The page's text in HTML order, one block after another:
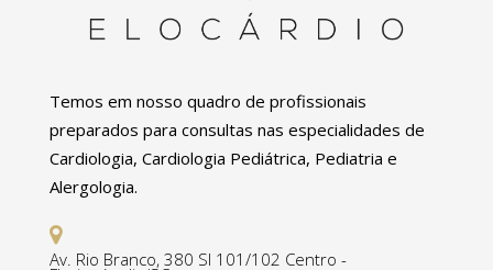
Temos em nosso quadro de profissionais
preparados para consultas nas especialidades de
Cardiologia, Cardiologia Pediátrica, Pediatria e
Alergologia.
Av. Rio Branco, 380 Sl 101/102 Centro -